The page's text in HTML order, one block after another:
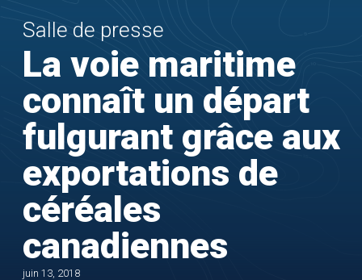
Salle de presse
La voie maritime
connaît un départ
fulgurant grâce aux
exportations de
céréales
canadiennes
juin 13, 2018